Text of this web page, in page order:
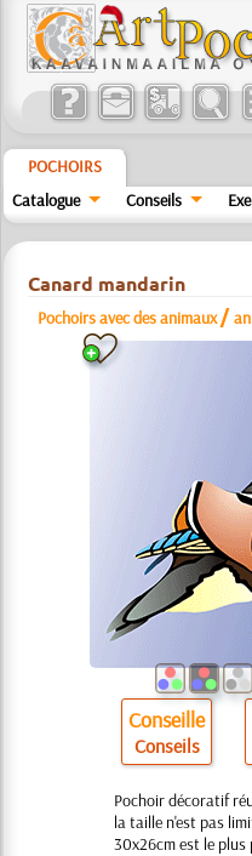
POCHOIRS
Catalogue
Conseils
Canard mandarin
Pochoirs avec des animaux /
Conseille
Conseils
Pochoir décoratif
la taille n'est pas
30x26cm est le